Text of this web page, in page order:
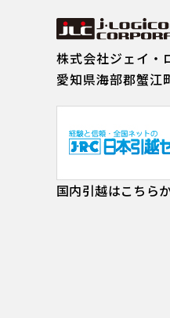
株式会社ジェイ・
愛知県海部郡蟹江
国内引越はこちら